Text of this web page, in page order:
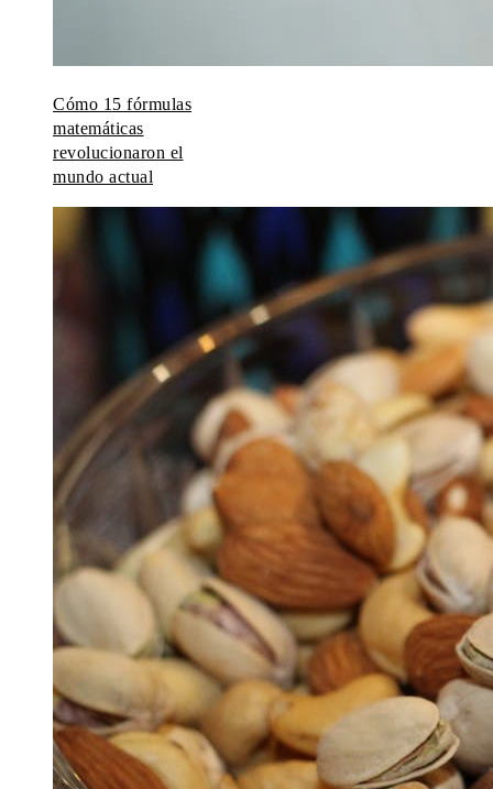
Cómo 15 fórmulas
matemáticas
revolucionaron el
mundo actual